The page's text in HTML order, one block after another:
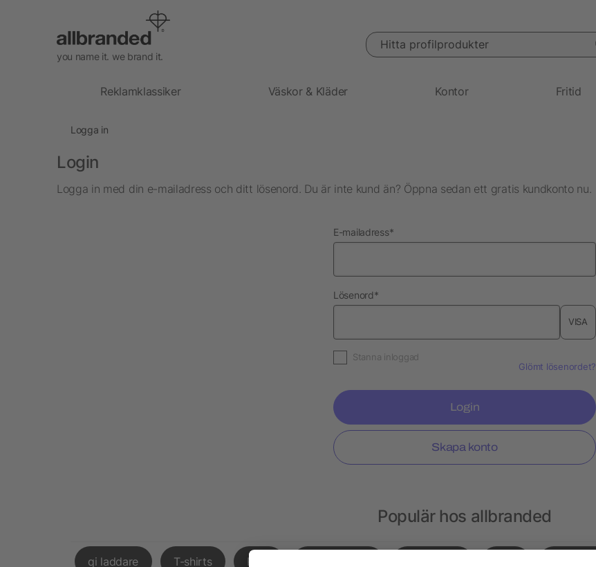
you name it. we brand it.
Hitta profilprodukter
Reklamklassiker Väskor & Kläder Kontor Fritid
Logga in
Login
Logga in med din e-mailadress och ditt lösenord. Du är inte kund än? Öppna sedan ett gratis kundkonto nu.
E-mailadressnödvändig
*
Lösenordnödvändig
*
VISA
Stanna inloggad
Glömt lösenordet?
Login
Skapa konto
Populär hos allbranded
qi laddare T-shirts Påsk